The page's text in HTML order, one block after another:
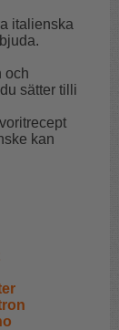
italienska
och
sätter tilli
kan